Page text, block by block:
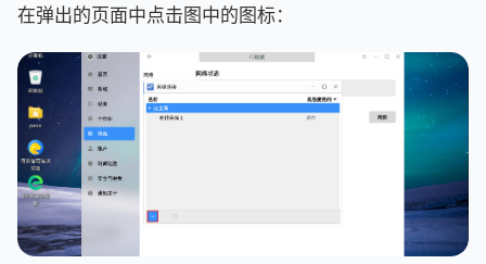
在弹出的页面中点击图中的图标：